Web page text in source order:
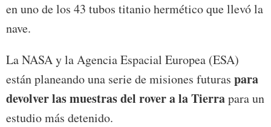
en uno de los 43 tubos titanio hermético que llevó la
nave.
La NASA y la Agencia Espacial Europea (ESA)
están planeando una serie de misiones futuras para
devolver las muestras del rover a la Tierrapara un
estudio más detenido.